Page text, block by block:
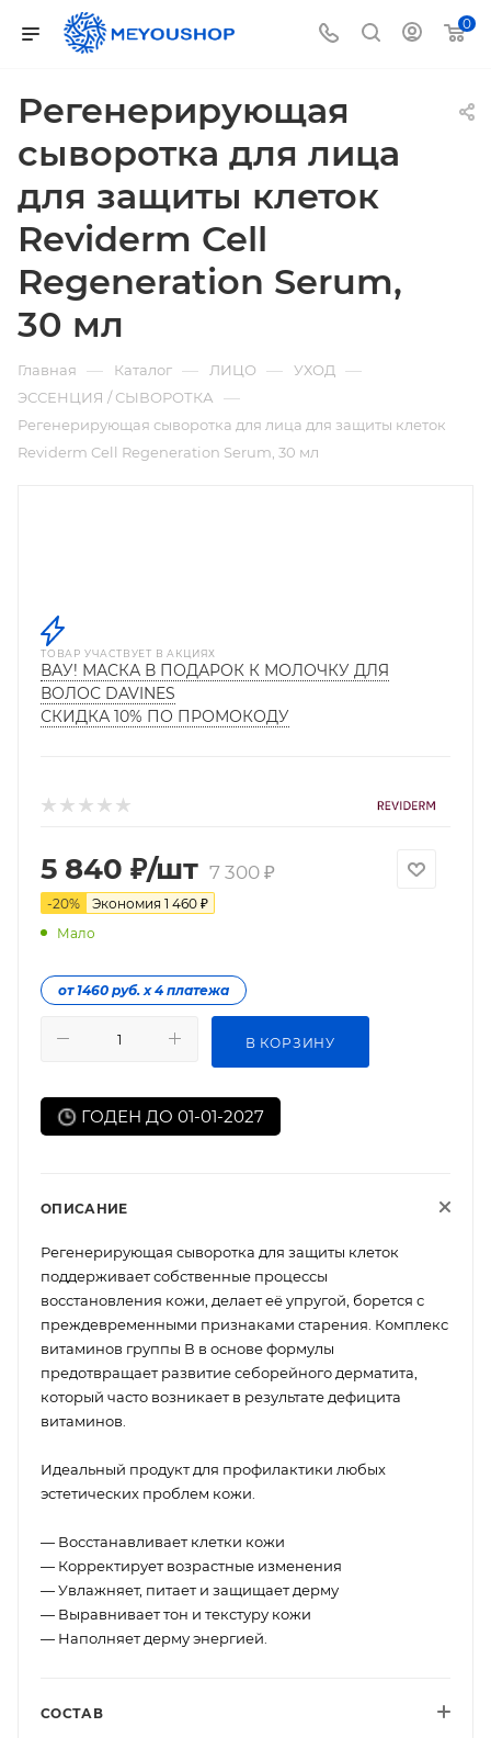
0
Регенерирующая
сыворотка для лица
для защиты клеток
Reviderm Cell
Regeneration Serum,
30 мл
Главная — Каталог — ЛИЦО — УХОД —
ЭССЕНЦИЯ / СЫВОРОТКА —
Регенерирующая сыворотка для лица для защиты клеток
Reviderm Cell Regeneration Serum, 30 мл
ТОВАР УЧАСТВУЕТ В АКЦИЯХ
ВАУ! МАСКА В ПОДАРОК К МОЛОЧКУ ДЛЯ
ВОЛОС DAVINES
СКИДКА 10% ПО ПРОМОКОДУ
5 840 ₽/шт 7 300₽
-20% Экономия 1 460 ₽
Мало
от 1460 руб. х 4 платежа
В КОРЗИНУ
ГОДЕН ДО 01-01-2027
ОПИСАНИЕ
Регенерирующая сыворотка для защиты клеток
поддерживает собственные процессы
восстановления кожи, делает её упругой, борется с
преждевременными признаками старения. Комплекс
витаминов группы В в основе формулы
предотвращает развитие себорейного дерматита,
который часто возникает в результате дефицита
витаминов.
Идеальный продукт для профилактики любых
эстетических проблем кожи.
— Восстанавливает клетки кожи
— Корректирует возрастные изменения
— Увлажняет, питает и защищает дерму
— Выравнивает тон и текстуру кожи
— Наполняет дерму энергией.
СОСТАВ